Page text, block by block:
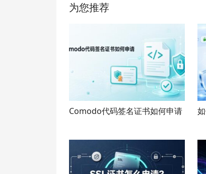
为您推荐
Comodo代码签名证书如何申请